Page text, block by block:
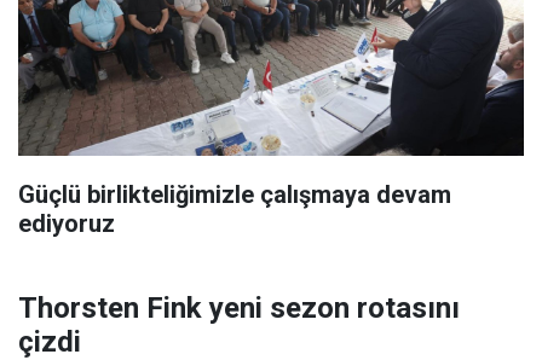
Güçlü birlikteliğimizle çalışmaya devam
ediyoruz
Thorsten Fink yeni sezon rotasını
çizdi